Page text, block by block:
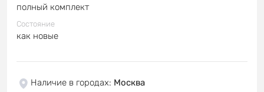
полный комплект
Состояние
как новые
Наличие в городах: Москва